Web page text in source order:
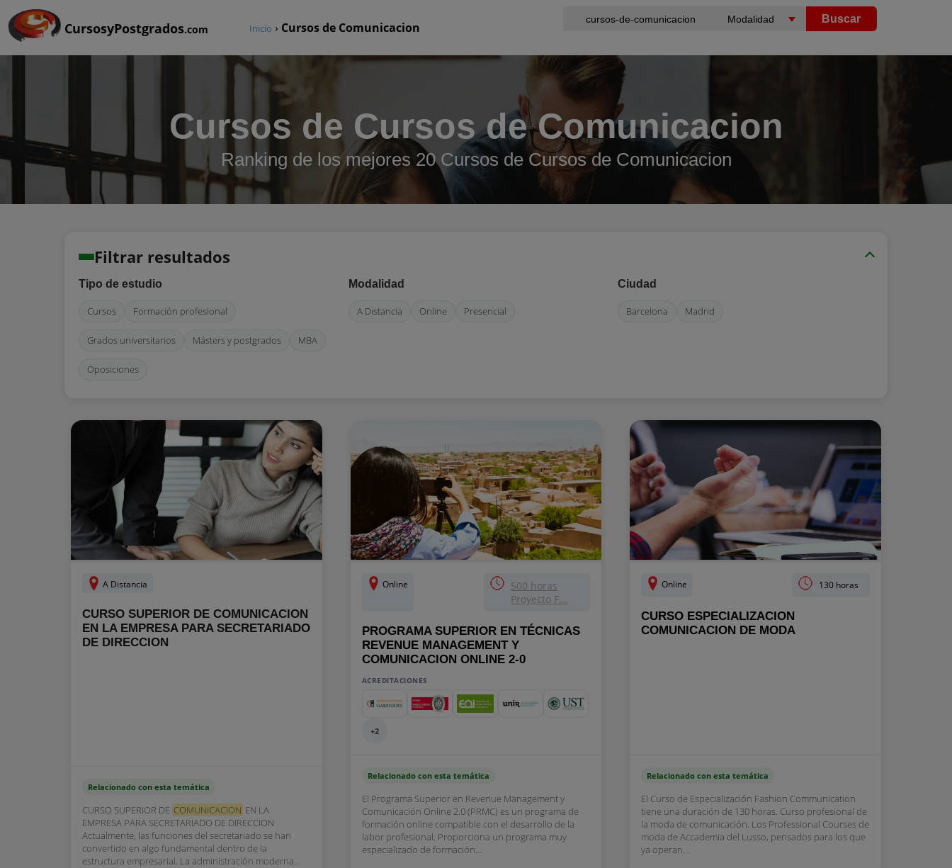
CursosyPostgrados.com
Buscar
Inicio › Cursos de Comunicacion
Cursos de Cursos de Comunicacion
Ranking de los mejores 20 Cursos de Cursos de Comunicacion
Filtrar resultados
Tipo de estudio
Cursos Formación profesional
Grados universitarios Másters y postgrados MBA
Oposiciones
Modalidad
A Distancia Online Presencial
Ciudad
Barcelona Madrid
A Distancia
CURSO SUPERIOR DE COMUNICACION
EN LA EMPRESA PARA SECRETARIADO
DE DIRECCION
Relacionado con esta temática
CURSO SUPERIOR DE COMUNICACION EN LA
EMPRESA PARA SECRETARIADO DE DIRECCION
Actualmente, las funciones del secretariado se han
convertido en algo fundamental dentro de la
estructura empresarial. La administración moderna...
Online
500 horas
Proyecto F...
PROGRAMA SUPERIOR EN TÉCNICAS
REVENUE MANAGEMENT Y
COMUNICACION ONLINE 2-0
ACREDITACIONES
+2
Relacionado con esta temática
El Programa Superior en Revenue Management y
Comunicación Online 2.0 (PRMC) es un programa de
formación online compatible con el desarrollo de la
labor profesional. Proporciona un programa muy
especializado de formación...
Online 130 horas
CURSO ESPECIALIZACION
COMUNICACION DE MODA
Relacionado con esta temática
El Curso de Especialización Fashion Communication
tiene una duración de 130 horas. Curso profesional de
la moda de comunicación. Los Professional Courses de
moda de Accademia del Lusso, pensados para los que
ya operan...